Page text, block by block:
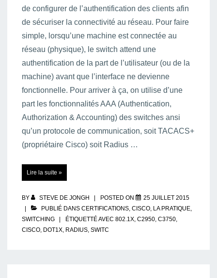
de configurer de l’authentification des clients afin
de sécuriser la connectivité au réseau. Pour faire
simple, lorsqu’une machine est connectée au
réseau (physique), le switch attend une
authentification de la part de l’utilisateur (ou de la
machine) avant que l’interface ne devienne
fonctionnelle. Pour arriver à ça, on utilise d’une
part les fonctionnalités AAA (Authentication,
Authorization & Accounting) des switches ansi
qu’un protocole de communication, soit TACACS+
(propriétaire Cisco) soit Radius …
802.1X
sur
Ethernet
Based
–
WS-
C2950
Lire la suite »
BY STEVE DE JONGH POSTED ON
25 JUILLET 2015
PUBLIÉ DANS CERTIFICATIONS, CISCO, LA PRATIQUE,
SWITCHING
ÉTIQUETTÉ AVEC 802.1X, C2950, C3750,
CISCO, DOT1X, RADIUS, SWITC